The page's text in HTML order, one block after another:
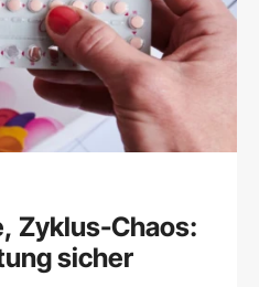
Zyklus-Chaos:
sicher